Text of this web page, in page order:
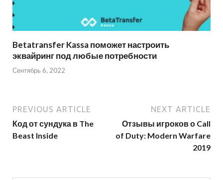
Betatransfer Kassa поможет настроить
эквайринг под любые потребности
Сентябрь 6, 2022
PREVIOUS ARTICLE
Код от сундука в The
Beast Inside
NEXT ARTICLE
Отзывы игроков о Call
of Duty: Modern Warfare
2019